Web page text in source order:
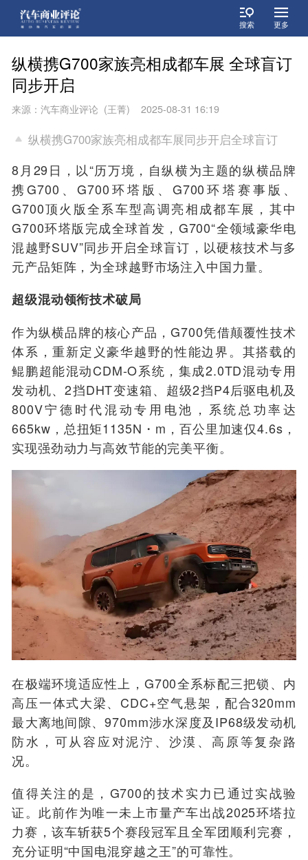
搜索 更多
纵横携G700家族亮相成都车展 全球盲订
同步开启
来源：汽车商业评论 (王菁) 2025-08-31 16:19
纵横携G700家族亮相成都车展同步开启全球盲订
8月29日，以“历万境，自纵横为主题的纵横品牌
携G700、G700环塔版、G700环塔赛事版、
G700顶火版全系车型高调亮相成都车展，其中
G700环塔版完成全球首发，G700“全领域豪华电
混越野SUV”同步开启全球盲订，以硬核技术与多
元产品矩阵，为全球越野市场注入中国力量。
超级混动领衔技术破局
作为纵横品牌的核心产品，G700凭借颠覆性技术
体系，重新定义豪华越野的性能边界。其搭载的
鲲鹏超能混动CDM-O系统，集成2.0TD混动专用
发动机、2挡DHT变速箱、超级2挡P4后驱电机及
800V宁德时代混动专用电池，系统总功率达
665kw，总扭矩1135N・m，百公里加速仅4.6s，
实现强劲动力与高效节能的完美平衡。
在极端环境适应性上，G700全系标配三把锁、内
高压一体式大梁、CDC+空气悬架，配合320mm
最大离地间隙、970mm涉水深度及IP68级发动机
防水，可从容应对泥泞、沙漠、高原等复杂路
况。
值得关注的是，G700的技术实力已通过实战验
证。此前作为唯一未上市量产车出战2025环塔拉
力赛，该车斩获5个赛段冠军且全军团顺利完赛，
充分证明“中国电混穿越之王”的可靠性。